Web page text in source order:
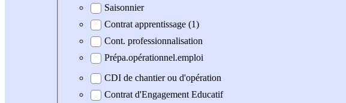
Saisonnier
Contrat apprentissage (1)
Cont. professionnalisation
Prépa.opérationnel.emploi
CDI de chantier ou d'opération
Contrat d'Engagement Educatif